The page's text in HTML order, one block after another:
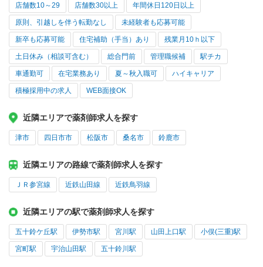
店舗数10～29 店舗数30以上 年間休日120日以上
原則、引越しを伴う転勤なし 未経験者も応募可能
新卒も応募可能 住宅補助（手当）あり 残業月10ｈ以下
土日休み（相談可含む） 総合門前 管理職候補 駅チカ
車通勤可 在宅業務あり 夏～秋入職可 ハイキャリア
積極採用中の求人 WEB面接OK
近隣エリアで薬剤師求人を探す
津市 四日市市 松阪市 桑名市 鈴鹿市
近隣エリアの路線で薬剤師求人を探す
ＪＲ参宮線 近鉄山田線 近鉄鳥羽線
近隣エリアの駅で薬剤師求人を探す
五十鈴ケ丘駅 伊勢市駅 宮川駅 山田上口駅 小俣(三重)駅
宮町駅 宇治山田駅 五十鈴川駅